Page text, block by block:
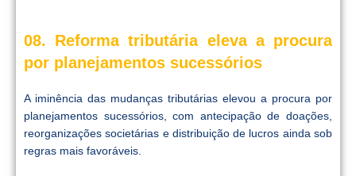
08. Reforma tributária eleva a procura
por planejamentos sucessórios
A iminência das mudanças tributárias elevou a procura por
planejamentos sucessórios, com antecipação de doações,
reorganizações societárias e distribuição de lucros ainda sob
regras mais favoráveis.